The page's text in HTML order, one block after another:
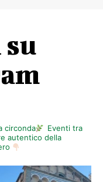
su
circonda
Eventi tra
autentico della